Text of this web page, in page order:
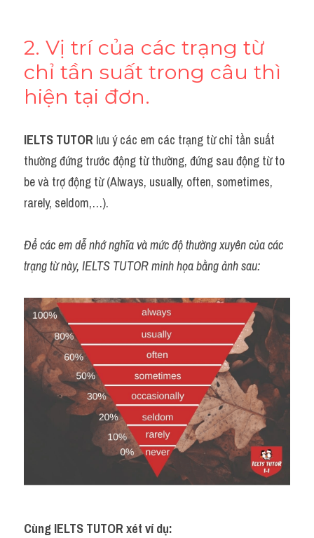
2. Vị trí của các trạng từ
chỉ tần suất trong câu thì
hiện tại đơn.
IELTS TUTOR lưu ý các em các trạng từ chỉ tần suất
thường đứng trước động từ thường, đứng sau động từ to
be và trợ động từ (Always, usually, often, sometimes,
rarely, seldom,…).
Để các em dễ nhớ nghĩa và mức độ thường xuyên của các
trạng từ này, IELTS TUTOR minh họa bằng ảnh sau:
Cùng IELTS TUTOR xét ví dụ: